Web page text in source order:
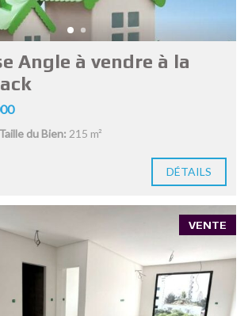
Angle à vendre à la
Taille du Bien: 215 m²
DÉTAILS
VENTE